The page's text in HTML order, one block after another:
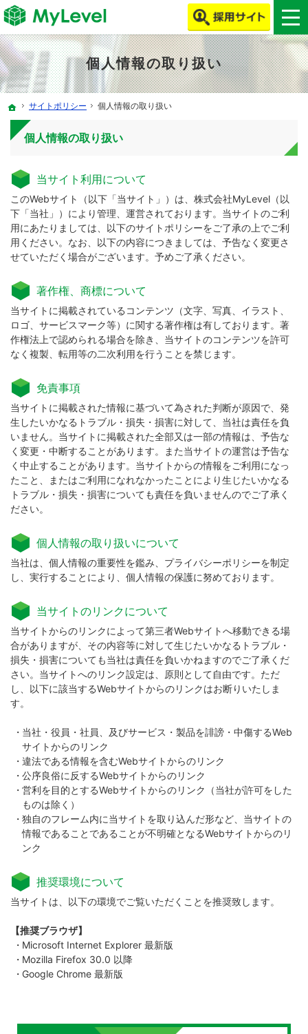
個人情報の取り扱い
MyLevelで、ITエンジニア・クリエイターの働き方改革をしよう！
MyLevelは、ITエンジニア・クリエイターの人材不足やミスマッチを解消します！
ホーム
サイトポリシー 個人情報の取り扱い
個人情報の取り扱い
当サイト利用について
このWebサイト（以下「当サイト」）は、株式会社MyLevel（以
下「当社」）により管理、運営されております。当サイトのご利
用にあたりましては、以下のサイトポリシーをご了承の上でご利
用ください。なお、以下の内容につきましては、予告なく変更さ
せていただく場合がございます。予めご了承ください。
著作権、商標について
当サイトに掲載されているコンテンツ（文字、写真、イラスト、
ロゴ、サービスマーク等）に関する著作権は有しております。著
作権法上で認められる場合を除き、当サイトのコンテンツを許可
なく複製、転用等の二次利用を行うことを禁じます。
免責事項
当サイトに掲載された情報に基づいて為された判断が原因で、発
生したいかなるトラブル・損失・損害に対して、当社は責任を負
いません。当サイトに掲載された全部又は一部の情報は、予告な
く変更・中断することがあります。また当サイトの運営は予告な
く中止することがあります。当サイトからの情報をご利用になっ
たこと、またはご利用になれなかったことにより生じたいかなる
トラブル・損失・損害についても責任を負いませんのでご了承く
ださい。
個人情報の取り扱いについて
当社は、個人情報の重要性を鑑み、プライバシーポリシーを制定
し、実行することにより、個人情報の保護に努めております。
当サイトのリンクについて
当サイトからのリンクによって第三者Webサイトへ移動できる場
合がありますが、その内容等に対して生じたいかなるトラブル・
損失・損害についても当社は責任を負いかねますのでご了承くだ
さい。当サイトへのリンク設定は、原則として自由です。ただ
し、以下に該当するWebサイトからのリンクはお断りいたしま
す。
当社・役員・社員、及びサービス・製品を誹謗・中傷するWeb
サイトからのリンク
違法である情報を含むWebサイトからのリンク
公序良俗に反するWebサイトからのリンク
営利を目的とするWebサイトからのリンク（当社が許可をした
ものは除く）
独自のフレーム内に当サイトを取り込んだ形など、当サイトの
情報であることであることが不明確となるWebサイトからのリ
ンク
推奨環境について
当サイトは、以下の環境でご覧いただくことを推奨致します。
【推奨ブラウザ】
Microsoft Internet Explorer 最新版
Mozilla Firefox 30.0 以降
Google Chrome 最新版